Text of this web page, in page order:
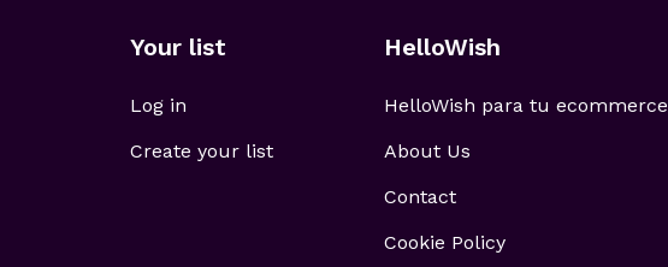
Your list
Log in
Create your list
HelloWish
HelloWish para tu ecommerce
About Us
Contact
Cookie Policy